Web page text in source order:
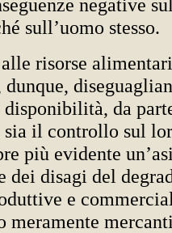
negative
sull’uomo stesso.
risorse
disponibilità, da
sia il controllo sul
più evidente
dei disagi del
e
meramente